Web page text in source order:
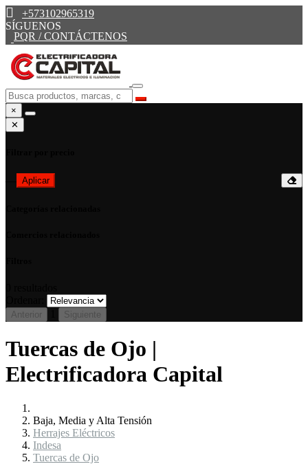
+573102965319
SÍGUENOS
PQR / CONTÁCTENOS
×
✕
Aplicar
Anterior Siguiente
Tuercas de Ojo |
Electrificadora Capital
Baja, Media y Alta Tensión
Herrajes Eléctricos
Indesa
Tuercas de Ojo